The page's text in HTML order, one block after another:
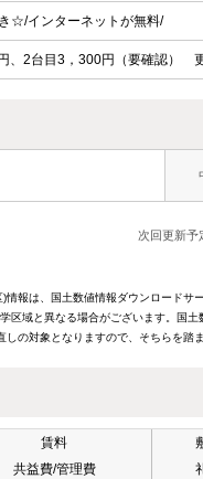
☆/インターネットが無料/
、2台目3，300円（要確認）
次回更新予
情報は、国土数値情報ダウンロード
区域と異なる場合がございます。国
の対象となりますので、そちらを踏
賃料
共益費/管理費